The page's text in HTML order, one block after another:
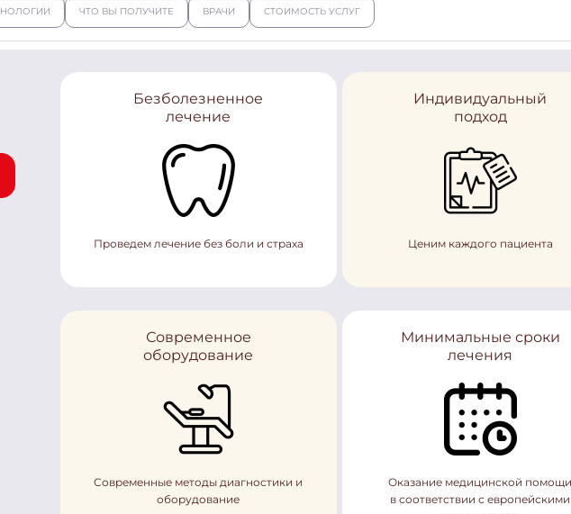
ЧТО ВЫ ПОЛУЧИТЕ ВРАЧИ СТОИМОСТЬ УСЛУГ
Безболезненное
лечение
Проведем лечение без боли и страха
Индивидуальный
подход
Ценим каждого пациента
Современное
оборудование
Современные методы диагностики и
оборудование
Минимальные сроки
лечения
Оказание медицинской помощи
в соответствии с европейскими